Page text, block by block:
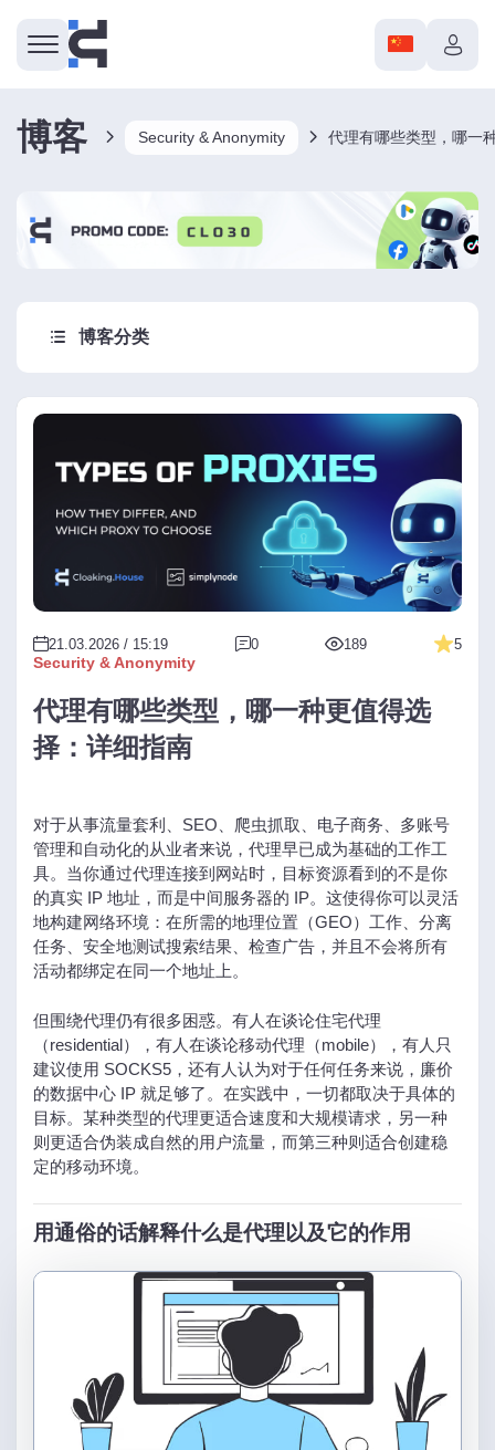
博客 Security & Anonymity 代理有哪些类型，哪一
博客分类
Security & Anonymity
21.03.2026 / 15:19 0 189 5
代理有哪些类型，哪一种更值得选
择：详细指南
对于从事流量套利、SEO、爬虫抓取、电子商务、多账号
管理和自动化的从业者来说，代理早已成为基础的工作工
具。当你通过代理连接到网站时，目标资源看到的不是你
的真实 IP 地址，而是中间服务器的 IP。这使得你可以灵活
地构建网络环境：在所需的地理位置（GEO）工作、分离
任务、安全地测试搜索结果、检查广告，并且不会将所有
活动都绑定在同一个地址上。
但围绕代理仍有很多困惑。有人在谈论住宅代理
（residential），有人在谈论移动代理（mobile），有人只
建议使用 SOCKS5，还有人认为对于任何任务来说，廉价
的数据中心 IP 就足够了。在实践中，一切都取决于具体的
目标。某种类型的代理更适合速度和大规模请求，另一种
则更适合伪装成自然的用户流量，而第三种则适合创建稳
定的移动环境。
用通俗的话解释什么是代理以及它的作用